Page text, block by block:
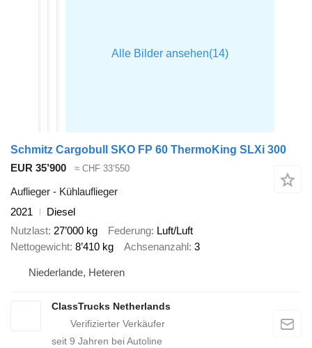
Schmitz Cargobull SKO FP 60 ThermoKing SLXi 300
EUR 35’900
≈ CHF 33’550
Auflieger - Kühlauflieger
2021
Diesel
Nutzlast 27’000 kg Federung Luft/Luft
Nettogewicht 8’410 kg Achsenanzahl 3
Niederlande, Heteren
ClassTrucks Netherlands
seit 9 Jahren bei Autoline